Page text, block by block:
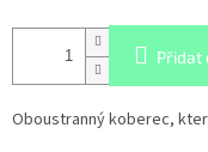
Přidat
Oboustranný koberec,